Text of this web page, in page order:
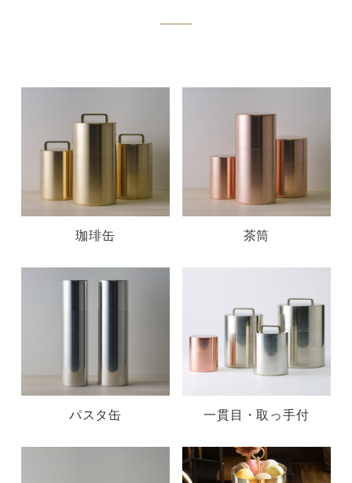
珈琲缶 茶筒
パスタ缶 一貫目・取っ手付